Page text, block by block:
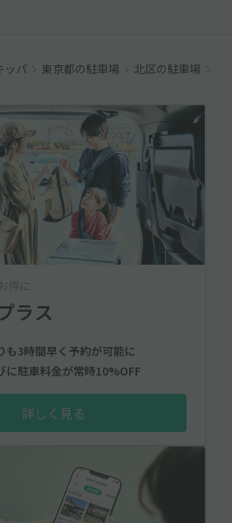
ッパ 東京都の駐車場 北区の駐車場
得に
ラス
も3時間早く予約が可能に
に駐車料金が常時10%OFF
詳しく見る